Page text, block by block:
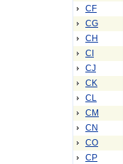
CF
CG
CH
CI
CJ
CK
CL
CM
CN
CO
CP